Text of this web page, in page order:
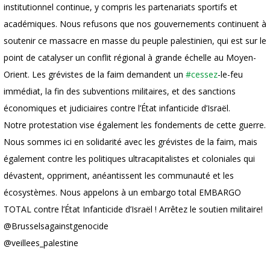
institutionnel continue, y compris les partenariats sportifs et
académiques. Nous refusons que nos gouvernements continuent à
soutenir ce massacre en masse du peuple palestinien, qui est sur le
point de catalyser un conflit régional à grande échelle au Moyen-
Orient. Les grévistes de la faim demandent un #cessez-le-feu
immédiat, la fin des subventions militaires, et des sanctions
économiques et judiciaires contre l’État infanticide d’Israël.
Notre protestation vise également les fondements de cette guerre.
Nous sommes ici en solidarité avec les grévistes de la faim, mais
également contre les politiques ultracapitalistes et coloniales qui
dévastent, oppriment, anéantissent les communauté et les
écosystèmes. Nous appelons à un embargo total EMBARGO
TOTAL contre l’État Infanticide d’Israël ! Arrêtez le soutien militaire!
@Brusselsagainstgenocide
@veillees_palestine